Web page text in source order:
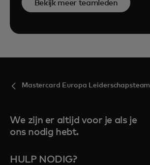
Bekijk meer teamleden
Mastercard Europa Leiderschapsteam
We zijn er altijd voor je als je
ons nodig hebt.
HULP NODIG?